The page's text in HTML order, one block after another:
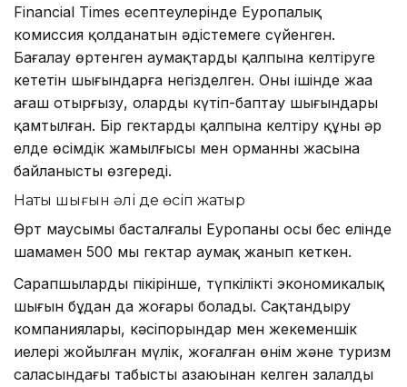
Financial Times есептеулерінде Еуропалық
комиссия қолданатын әдістемеге сүйенген.
Бағалау өртенген аумақтарды қалпына келтіруге
кететін шығындарға негізделген. Оның ішінде жаңа
ағаш отырғызу, оларды күтіп-баптау шығындары
қамтылған. Бір гектарды қалпына келтіру құны әр
елде өсімдік жамылғысы мен орманның жасына
байланысты өзгереді.
Нақты шығын әлі де өсіп жатыр
Өрт маусымы басталғалы Еуропаның осы бес елінде
шамамен 500 мың гектар аумақ жанып кеткен.
Сарапшылардың пікірінше, түпкілікті экономикалық
шығын бұдан да жоғары болады. Сақтандыру
компаниялары, кәсіпорындар мен жекеменшік
иелері жойылған мүлік, жоғалған өнім және туризм
саласындағы табыстың азаюынан келген залалды